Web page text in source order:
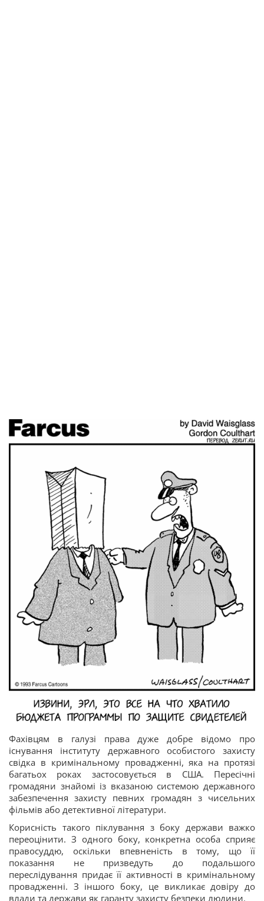
Фахівцям в галузі права дуже добре відомо про
існування інституту державного особистого захисту
свідка в кримінальному провадженні, яка на протязі
багатьох роках застосовується в США. Пересічні
громадяни знайомі із вказаною системою державного
забезпечення захисту певних громадян з чисельних
фільмів або детективної літератури.
Корисність такого піклування з боку держави важко
переоцінити. З одного боку, конкретна особа сприяє
правосуддю, оскільки впевненість в тому, що її
показання не призведуть до подальшого
переслідування придає її активності в кримінальному
провадженні. З іншого боку, це викликає довіру до
влади та держави як гаранту захисту безпеки людини.